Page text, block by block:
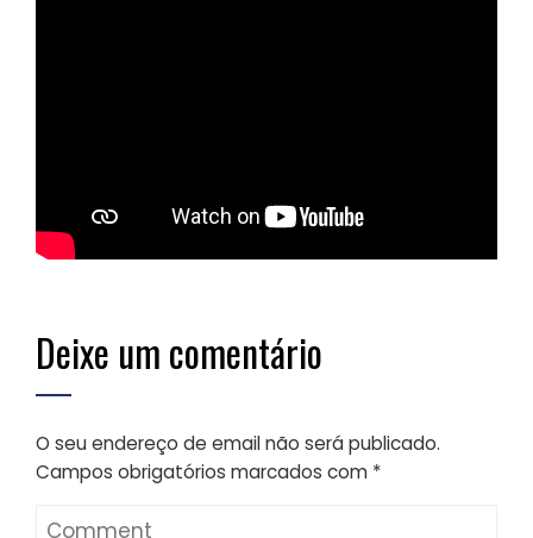
Deixe um comentário
O seu endereço de email não será publicado.
Campos obrigatórios marcados com *